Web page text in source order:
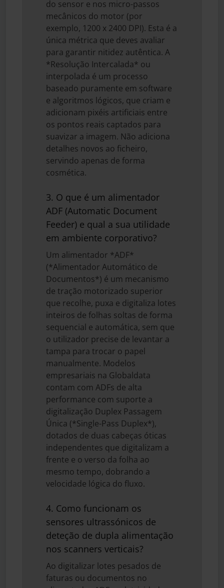
do sensor e nos micro-passos
mecânicos do motor (por
exemplo, 1200 x 2400 DPI). Esta é a
única métrica que deves avaliar
para garantir nitidez autêntica. A
*Resolução Intercalada* ou
interpolada é um processo
baseado puramente em software
e algoritmos lógicos, que criam e
adicionam pixéis artificiais entre
os pontos reais captados para
suavizar a imagem. Não adiciona
detalhes novos ao ficheiro,
servindo apenas de forma
cosmética.
3. O que é um alimentador
ADF (Automatic Document
Feeder) e qual a sua utilidade
em ambiente corporativo?
Um alimentador *ADF*
(*Alimentador Automático de
Documentos*) é um mecanismo
de tração motorizado superior
que recolhe, puxa e digitaliza lotes
inteiros de folhas soltas de forma
sequencial e automática, sem que
o utilizador precise de levantar a
tampa para trocar o papel
manualmente. Modelos
empresariais na Globaldata
contam com ADFs de alta
performance com suporte a
digitalização Duplex Passagem
Única (*Single-Pass Duplex*),
dotados de duas cabeças óticas
independentes que digitalizam a
frente e o verso da folha ao
mesmo tempo, dobrando a
velocidade lógica do fluxo.
4. Como funcionam os
sensores ultrassónicos de
deteção de dupla alimentação
nos scanners verticais?
Ao digitalizar lotes pesados de
faturas ou documentos no